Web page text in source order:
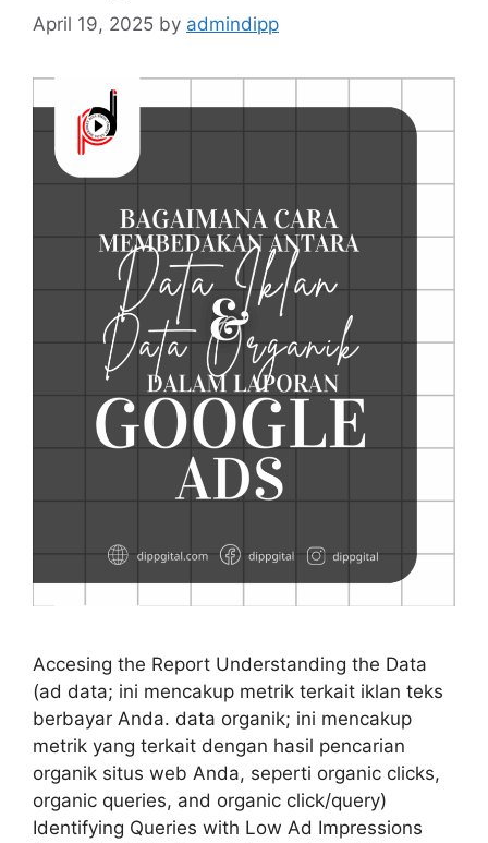
April 19, 2025 by admindipp
Accesing the Report Understanding the Data
(ad data; ini mencakup metrik terkait iklan teks
berbayar Anda. data organik; ini mencakup
metrik yang terkait dengan hasil pencarian
organik situs web Anda, seperti organic clicks,
organic queries, and organic click/query)
Identifying Queries with Low Ad Impressions